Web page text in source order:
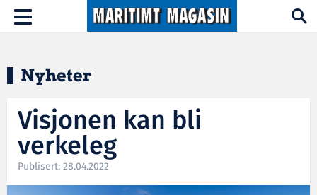
Hopp til hovedinnhold
Toggle
navigation
Nyheter
Visjonen kan bli
verkeleg
Publisert: 28.04.2022